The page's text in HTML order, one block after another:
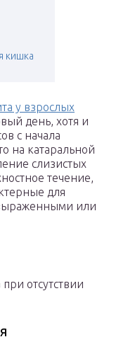
кишка
у взрослых
день, хотя и
с начала
на катаральной
слизистых
течение,
для
или
отсутствии